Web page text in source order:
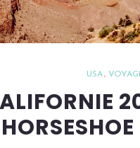
USA